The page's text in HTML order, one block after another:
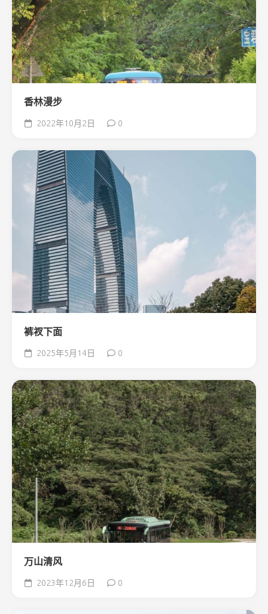
香林漫步
2022年10月2日 0
裤衩下面
2025年5月14日 0
万山清风
2023年12月6日 0